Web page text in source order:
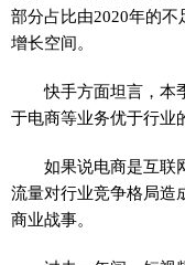
部分占比由2020年的不
增长空间。
快手方面坦言，本
于电商等业务优于行业
如果说电商是互联
流量对行业竞争格局造
商业战事。